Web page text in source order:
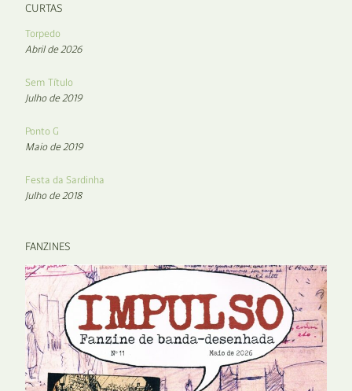
CURTAS
Torpedo
Abril de 2026
Sem Título
Julho de 2019
Ponto G
Maio de 2019
Festa da Sardinha
Julho de 2018
FANZINES